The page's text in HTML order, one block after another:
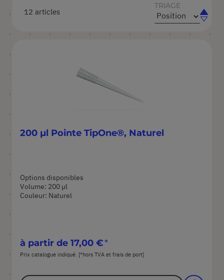
12 articles
TRIAGE
Par
ordre
Par
200 µl Pointe TipOne®, Naturel
Options disponibles
Volume: 200 µl
Couleur: Naturel
à partir de 17,00 €
Prix catalogue indiqué. [*hors TVA et frais de port]